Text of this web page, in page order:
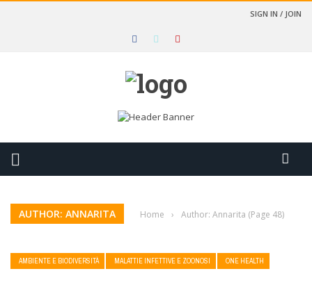
SIGN IN / JOIN
AUTHOR: ANNARITA Home › Author: Annarita (Page 48)
AMBIENTE E BIODIVERSITÀ MALATTIE INFETTIVE E ZOONOSI ONE HEALTH